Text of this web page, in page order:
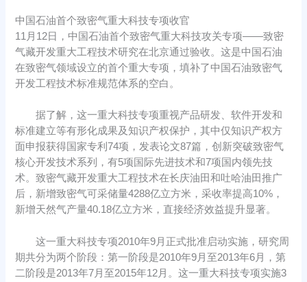
中国石油首个致密气重大科技专项收官
11月12日，中国石油首个致密气重大科技攻关专项——致密
气藏开发重大工程技术研究在北京通过验收。这是中国石油
在致密气领域设立的首个重大专项，填补了中国石油致密气
开发工程技术标准规范体系的空白。
据了解，这一重大科技专项重视产品研发、软件开发和
标准建立等有形化成果及知识产权保护，其中仅知识产权方
面申报获得国家专利74项，发表论文87篇，创新突破致密气
核心开发技术系列，有5项国际先进技术和7项国内领先技
术。致密气藏开发重大工程技术在长庆油田和吐哈油田推广
后，新增致密气可采储量4288亿立方米，采收率提高10%，
新增天然气产量40.18亿立方米，直接经济效益提升显著。
这一重大科技专项2010年9月正式批准启动实施，研究周
期共分为两个阶段：第一阶段是2010年9月至2013年6月，第
二阶段是2013年7月至2015年12月。这一重大科技专项实施3